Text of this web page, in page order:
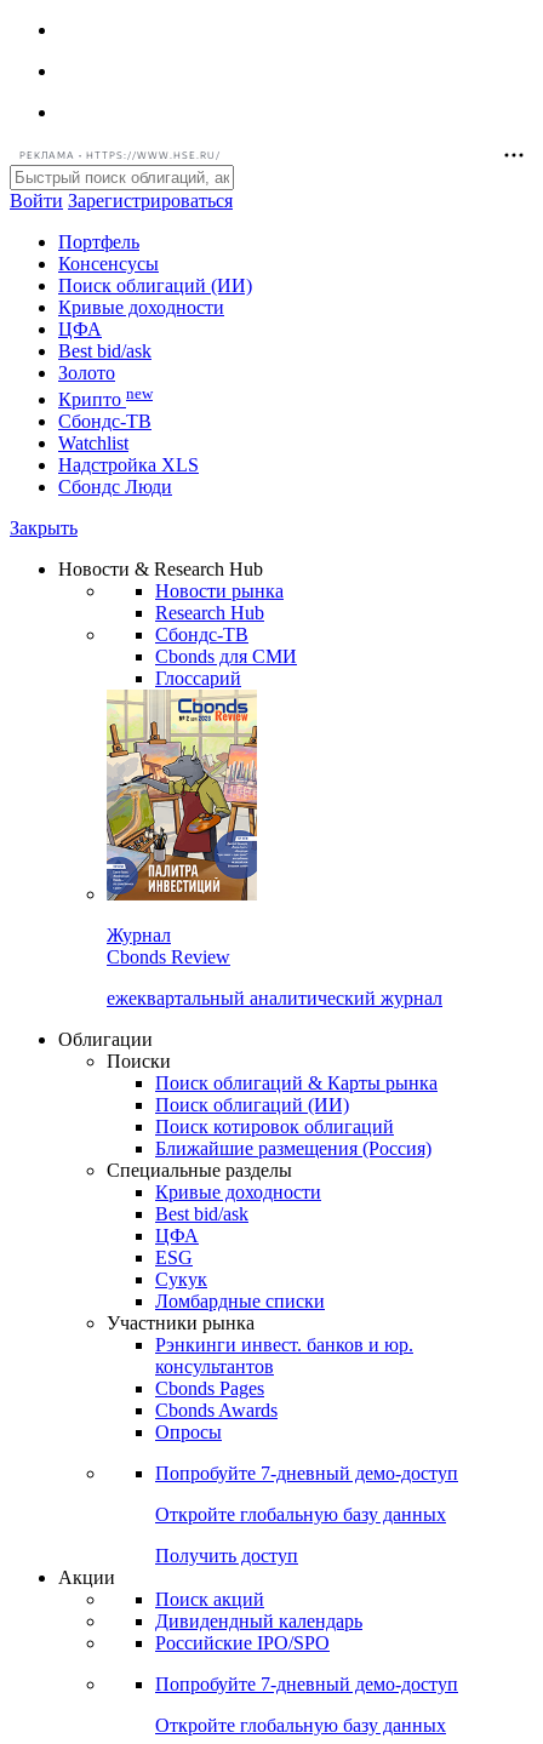
РЕКЛАМА • HTTPS://WWW.HSE.RU/
Войти Зарегистрироваться
Портфель
Консенсусы
Поиск облигаций (ИИ)
Кривые доходности
ЦФА
Best bid/ask
Золото
Крипто new
Watchlist
Сбондс Люди
Новости & Research Hub
Новости рынка
Research Hub
Сбондс-ТВ
Cbonds для СМИ
Глоссарий
Cbonds Review
ежеквартальный аналитический журнал
Облигации
Поиски
Поиск облигаций & Карты рынка
Поиск облигаций (ИИ)
Поиск котировок облигаций
Ближайшие размещения (Россия)
Специальные разделы
Кривые доходности
Best bid/ask
ЦФА
ESG
Сукук
Ломбардные списки
Участники рынка
Рэнкинги инвест. банков и юр.
Cbonds Pages
Опросы
Попробуйте7-дневный
Откройте глобальную базу данных
Получить доступ
Поиск акций
Российские IPO/SPO